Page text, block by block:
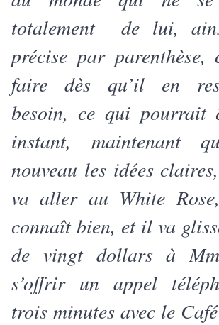
totalement de lui,
précise par parenthèse,
faire dès qu’il en
besoin, ce qui pourrait
instant, maintenant
nouveau les idées
va aller au White
connaît bien, et il va
de vingt dollars à
s’offrir un appel
trois minutes avec le